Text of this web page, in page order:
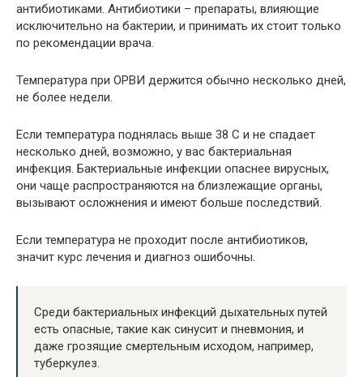
антибиотиками. Антибиотики – препараты, влияющие
исключительно на бактерии, и принимать их стоит только
по рекомендации врача.
Температура при ОРВИ держится обычно несколько дней,
не более недели.
Если температура поднялась выше 38 С и не спадает
несколько дней, возможно, у вас бактериальная
инфекция. Бактериальные инфекции опаснее вирусных,
они чаще распространяются на близлежащие органы,
вызывают осложнения и имеют больше последствий.
Если температура не проходит после антибиотиков,
значит курс лечения и диагноз ошибочны.
Среди бактериальных инфекций дыхательных путей
есть опасные, такие как синусит и пневмония, и
даже грозящие смертельным исходом, например,
туберкулез.